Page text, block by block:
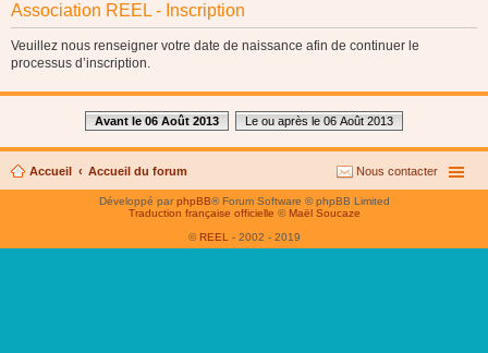
Association REEL - Inscription
Veuillez nous renseigner votre date de naissance afin de continuer le
processus d’inscription.
Avant le 06 Août 2013 Le ou après le 06 Août 2013
Accueil Accueil du forum Nous contacter
Développé parphpBB® Forum Software © phpBB Limited
Traduction française officielle © Maël Soucaze
© REEL - 2002 - 2019